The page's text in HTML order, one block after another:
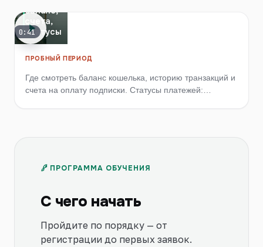
баланс,
счета,
статусы
0:41
ПРОБНЫЙ ПЕРИОД
Где смотреть баланс кошелька, историю транзакций и
счета на оплату подписки. Статусы платежей:
ПРОГРАММА ОБУЧЕНИЯ
С чего начать
Пройдите по порядку — от
регистрации до первых заявок.